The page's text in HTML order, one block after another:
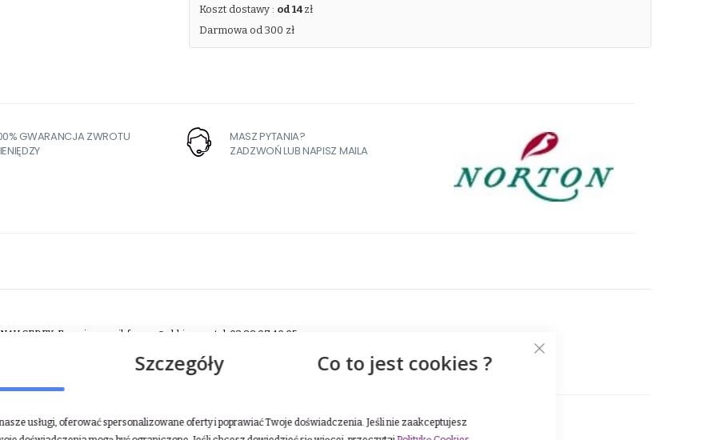
Koszt dostawy : od 14zł
Darmowa od 300 zł
GWARANCJA ZWROTU
MASZ PYTANIA?
ZADZWOŃ LUB NAPISZ MAILA
CEDEX, Francja e-mail: france@ekkia.com
tel. 03 88 07 40 05
Szczegóły Co to jest cookies ?
usługi, oferować spersonalizowane oferty i poprawiać Twoje doświadczenia. Jeśli nie zaakceptujesz